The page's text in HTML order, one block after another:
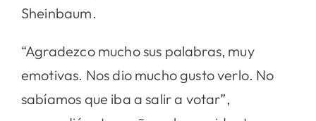
Sheinbaum.
“Agradezco mucho sus palabras, muy
emotivas. Nos dio mucho gusto verlo. No
sabíamos que iba a salir a votar”,